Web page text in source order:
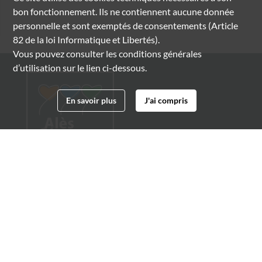
bon fonctionnement. Ils ne contiennent aucune donnée
personnelle et sont exemptés de consentements (Article
82 de la loi Informatique et Libertés).
Vous pouvez consulter les conditions générales
d’utilisation sur le lien ci-dessous.
En savoir plus J'ai compris